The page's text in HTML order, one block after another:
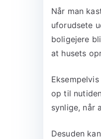
Når man
uforudsete
boligejere
at husets
op til
synlige, når
Desuden